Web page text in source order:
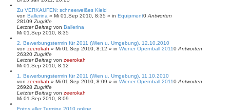
Zu VERKAUFEN: schneeweißes Kleid
von Ballerina » Mi 01.Sep 2010, 8:35 » in Equipment0 Antworten
28109 Zugriffe
Letzter Beitrag von Ballerina
Mi 01.Sep 2010, 8:35
2. Bewerbungstermin für 2011 (Wien u. Umgebung), 12.10.2010
von zeerokah » Mi 01.Sep 2010, 8:12 » in Wiener Opernball 20110 Antworten
26320 Zugriffe
Letzter Beitrag von zeerokah
Mi 01.Sep 2010, 8:12
1. Bewerbungstermin für 2011 (Wien u. Umgebung), 11.10.2010
von zeerokah » Mi 01.Sep 2010, 8:09 » in Wiener Opernball 20110 Antworten
26928 Zugriffe
Letzter Beitrag von zeerokah
Mi 01.Sep 2010, 8:09
Fotos aller Termine 2010 online